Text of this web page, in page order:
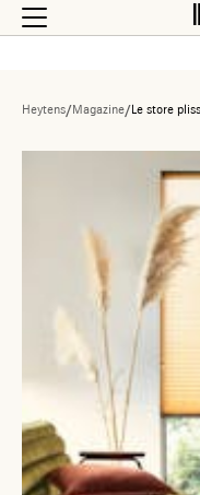
Heytens/Magazine/Le store